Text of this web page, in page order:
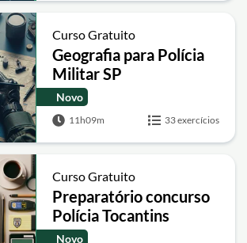
Curso Gratuito
Geografia para Polícia
Militar SP
Novo
11h09m 33 exercícios
Curso Gratuito
Preparatório concurso
Polícia Tocantins
Novo